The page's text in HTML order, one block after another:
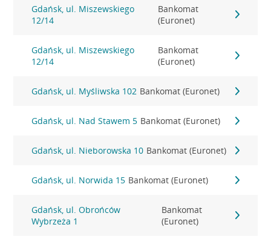
Gdańsk, ul. Miszewskiego
12/14
Bankomat
(Euronet)
Gdańsk, ul. Miszewskiego
12/14
Bankomat
(Euronet)
Gdańsk, ul. Myśliwska 102 Bankomat (Euronet)
Gdańsk, ul. Nad Stawem 5 Bankomat (Euronet)
Gdańsk, ul. Nieborowska 10 Bankomat (Euronet)
Gdańsk, ul. Norwida 15 Bankomat (Euronet)
Gdańsk, ul. Obrońców
Wybrzeża 1
Bankomat
(Euronet)